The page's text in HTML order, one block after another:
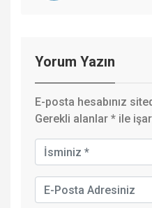
Yorum Yazın
E-posta hesabınız
Gerekli alanlar * ile